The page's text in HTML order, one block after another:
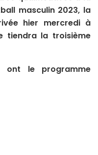
masculin 2023, la
hier mercredi à
tiendra la troisième
ont le programme